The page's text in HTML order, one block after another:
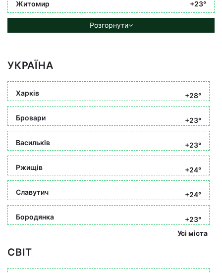
Житомир +23°
Розгорнути
УКРАЇНА
Харків +28°
Бровари +23°
Васильків +23°
Ржищів +24°
Славутич +24°
Бородянка
+23°
Усі міста
СВІТ